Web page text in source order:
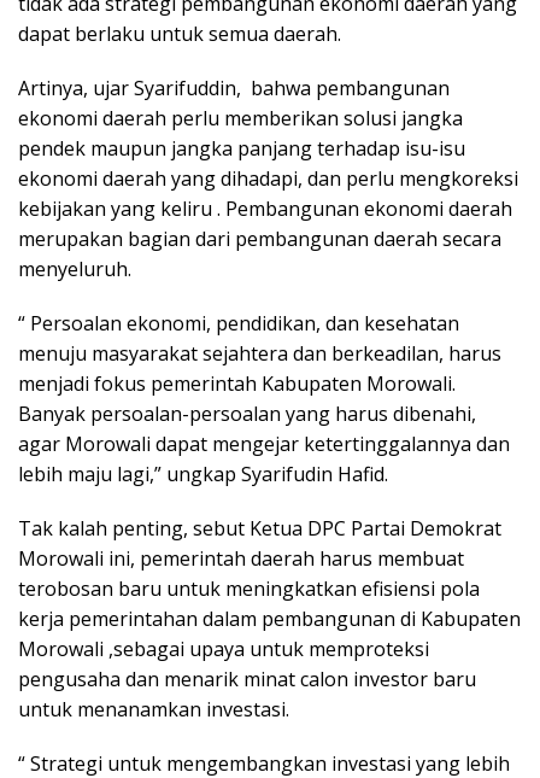
dapat berlaku untuk semua daerah.
Artinya, ujar Syarifuddin, bahwa pembangunan
ekonomi daerah perlu memberikan solusi jangka
pendek maupun jangka panjang terhadap isu-isu
ekonomi daerah yang dihadapi, dan perlu mengkoreksi
kebijakan yang keliru . Pembangunan ekonomi daerah
merupakan bagian dari pembangunan daerah secara
menyeluruh.
“ Persoalan ekonomi, pendidikan, dan kesehatan
menuju masyarakat sejahtera dan berkeadilan, harus
menjadi fokus pemerintah Kabupaten Morowali.
Banyak persoalan-persoalan yang harus dibenahi,
agar Morowali dapat mengejar ketertinggalannya dan
lebih maju lagi,” ungkap Syarifudin Hafid.
Tak kalah penting, sebut Ketua DPC Partai Demokrat
Morowali ini, pemerintah daerah harus membuat
terobosan baru untuk meningkatkan efisiensi pola
kerja pemerintahan dalam pembangunan di Kabupaten
Morowali ,sebagai upaya untuk memproteksi
pengusaha dan menarik minat calon investor baru
untuk menanamkan investasi.
“ Strategi untuk mengembangkan investasi yang lebih